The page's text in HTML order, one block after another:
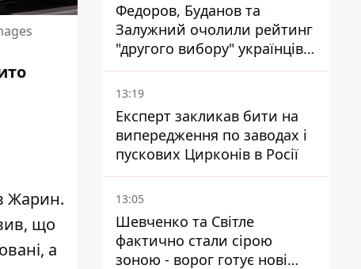
Жарин.
що
а
Федоров, Буданов та
Залужний очолили рейтинг
"другого вибору" українців -
опитування показало
альтернативні симпатії
13:19
Експерт закликав бити на
випередження по заводах і
пускових Цирконів в Росії
13:05
Шевченко та Світле
фактично стали сірою
зоною - ворог готує нові